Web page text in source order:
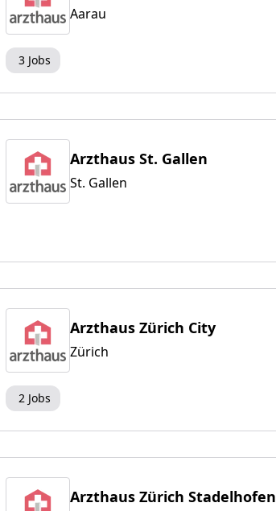
Aarau
3 Jobs
Arzthaus St. Gallen
St. Gallen
Arzthaus Zürich City
Zürich
2 Jobs
Arzthaus Zürich Stadelhofen